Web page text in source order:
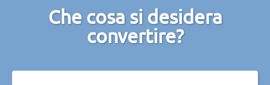
Che cosa si desidera
convertire?